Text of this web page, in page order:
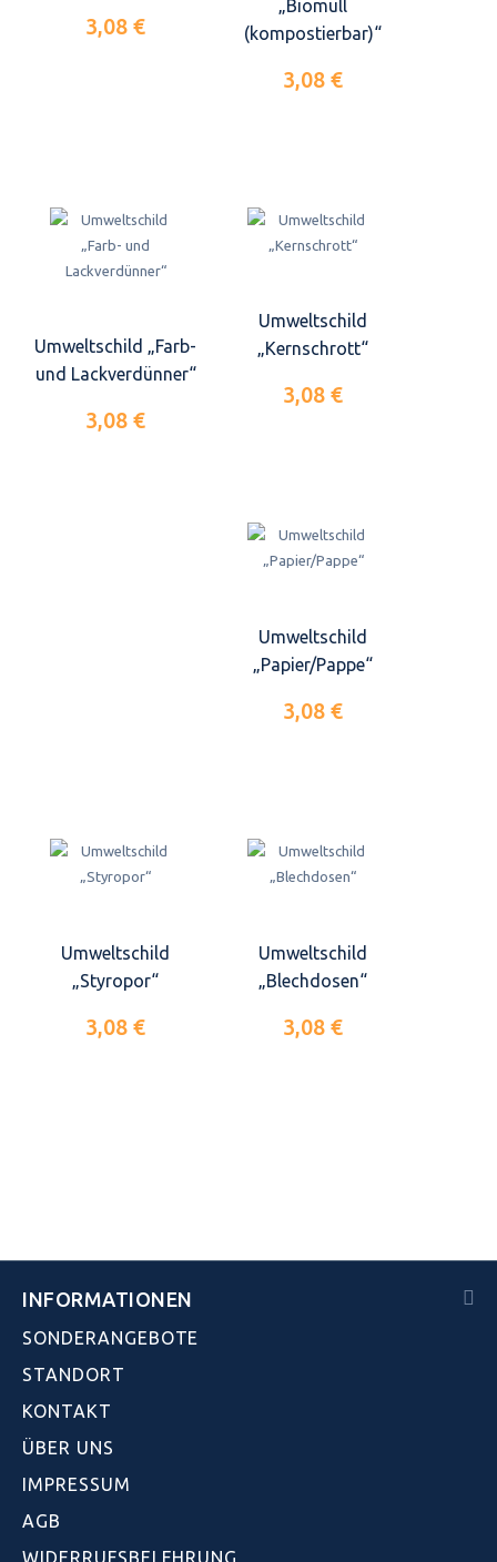
3,08 €
„Biomüll
(kompostierbar)“
3,08 €
Umweltschild „Farb-
und Lackverdünner“
3,08 €
Umweltschild
„Kernschrott“
3,08 €
Umweltschild
„Papier/Pappe“
3,08 €
Umweltschild
„Styropor“
3,08 €
Umweltschild
„Blechdosen“
3,08 €
INFORMATIONEN
SONDERANGEBOTE
STANDORT
KONTAKT
ÜBER UNS
IMPRESSUM
AGB
WIDERRUFSBELEHRUNG